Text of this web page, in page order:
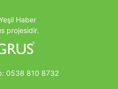
Haber
projesidir.
0538 810 8732